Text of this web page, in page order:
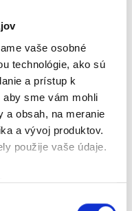
vaše osobné
technológie, ako sú
a prístup k
sme vám mohli
a obsah, na meranie
a vývoj produktov.
použije vaše údaje.
- Paté di
e Pistacchio
paté 180g
cena
€
DO KOŠÍKA